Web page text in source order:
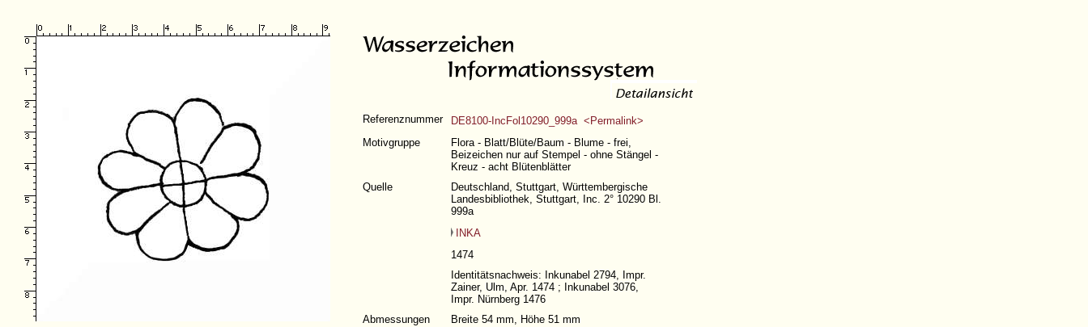
Referenznummer
DE8100-IncFol10290_999a <Permalink>
Motivgruppe
Flora - Blatt/Blüte/Baum - Blume - frei,
Beizeichen nur auf Stempel - ohne Stängel -
Kreuz - acht Blütenblätter
Quelle
Deutschland, Stuttgart, Württembergische
Landesbibliothek, Stuttgart, Inc. 2° 10290 Bl.
999a
INKA
1474
Identitätsnachweis: Inkunabel 2794, Impr.
Zainer, Ulm, Apr. 1474 ; Inkunabel 3076,
Impr. Nürnberg 1476
Abmessungen
Breite 54 mm, Höhe 51 mm